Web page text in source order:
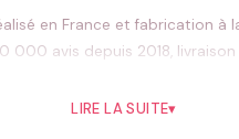
en France et fabrication
000 avis depuis 2018,
en machine à 30°C sur
LIRE LA SUITE▾